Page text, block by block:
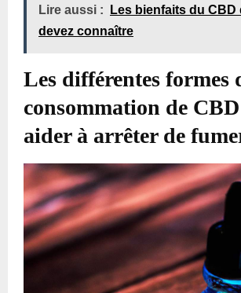
Lire aussi :
Les bienfaits du CBD
devez connaître
Les différentes formes
consommation de
aider à arrêter de